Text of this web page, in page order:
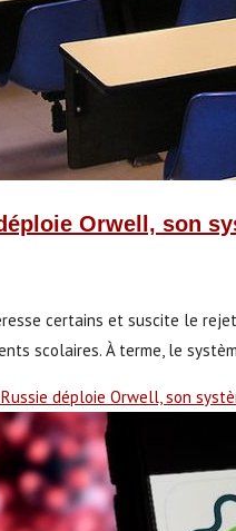
Orwell, son
certains et suscite le
scolaires. À terme, le
déploie Orwell, son